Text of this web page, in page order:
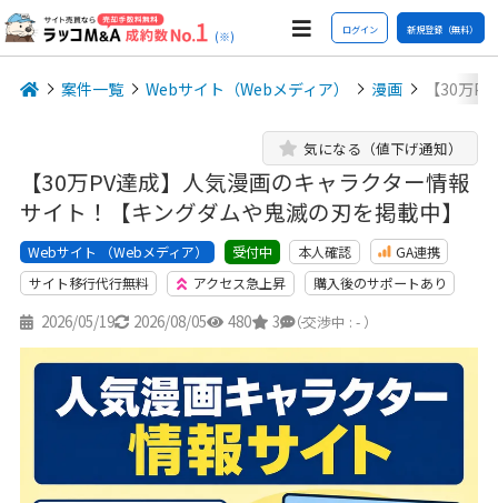
(※) ログイン 新規登録（無料）
案件一覧 Webサイト（Webメディア） 漫画 【30万
【30万PV達成】人気漫画のキャラクター情報
サイト！【キングダムや鬼滅の刃を掲載中】
気になる（値下げ通知）
Webサイト （Webメディア） 受付中 本人確認
GA連携
サイト移行代行無料
アクセス急上昇 購入後のサポートあり
2026/05/19 2026/08/05 480 3 -
（交渉中 : - ）